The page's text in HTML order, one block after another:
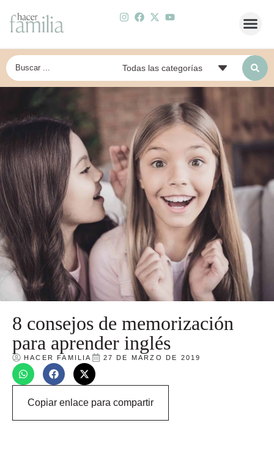
8 consejos de memorización
para aprender inglés
HACER FAMILIA 27 DE MARZO DE 2019
Copiar enlace para compartir